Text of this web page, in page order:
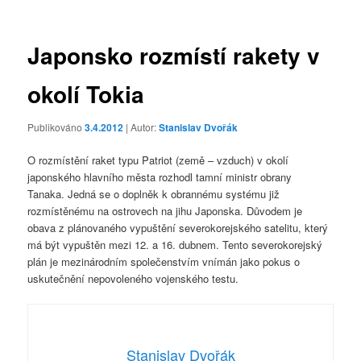
Japonsko rozmístí rakety v
okolí Tokia
Publikováno3.4.2012 | Autor:Stanislav Dvořák
O rozmístění raket typu Patriot (země – vzduch) v okolí
japonského hlavního města rozhodl tamní ministr obrany
Tanaka. Jedná se o doplněk k obrannému systému již
rozmístěnému na ostrovech na jihu Japonska. Důvodem je
obava z plánovaného vypuštění severokorejského satelitu, který
má být vypuštěn mezi 12. a 16. dubnem. Tento severokorejský
plán je mezinárodním společenstvím vnímán jako pokus o
uskutečnění nepovoleného vojenského testu.
Stanislav Dvořák